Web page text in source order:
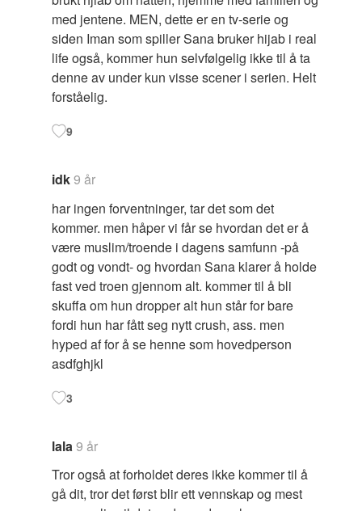
med jentene. MEN, dette er en tv-serie og
siden Iman som spiller Sana bruker hijab i real
life også, kommer hun selvfølgelig ikke til å ta
denne av under kun visse scener i serien. Helt
forståelig.
9
idk9 år
har ingen forventninger, tar det som det
kommer. men håper vi får se hvordan det er å
være muslim/troende i dagens samfunn -på
godt og vondt- og hvordan Sana klarer å holde
fast ved troen gjennom alt. kommer til å bli
skuffa om hun dropper alt hun står for bare
fordi hun har fått seg nytt crush, ass. men
hyped af for å se henne som hovedperson
asdfghjkl
3
lala9 år
Tror også at forholdet deres ikke kommer til å
gå dit, tror det først blir ett vennskap og mest